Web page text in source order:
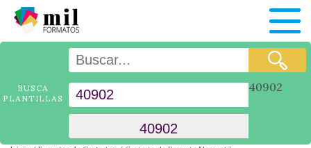
BUSCA
PLANTILLAS
40902